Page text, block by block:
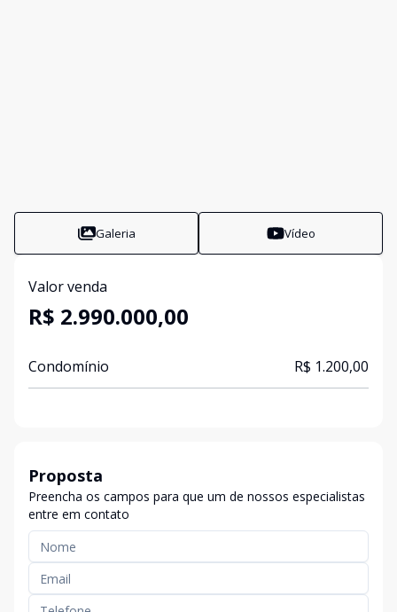
Galeria Vídeo
Valor venda
R$ 2.990.000,00
Condomínio R$ 1.200,00
Proposta
Preencha os campos para que um de nossos especialistas
entre em contato